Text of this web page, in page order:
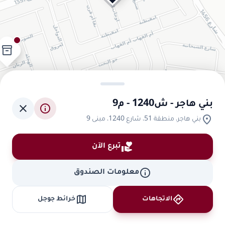
inventory_2
بني هاجر - ش1240 - م9
location_on بني هاجر، منطقة 51، شارع 1240، مبنى 9
info
close
volunteer_activismتبرع الآن
infoمعلومات الصندوق
directions الاتجاهات map خرائط جوجل